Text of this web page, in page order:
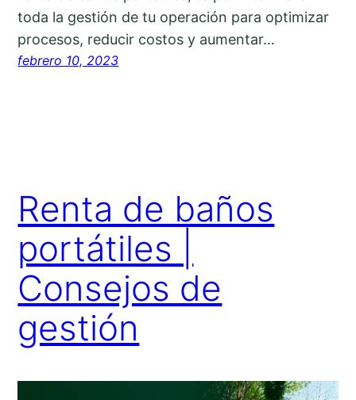
toda la gestión de tu operación para optimizar
procesos, reducir costos y aumentar…
febrero 10, 2023
Renta de baños
portátiles |
Consejos de
gestión